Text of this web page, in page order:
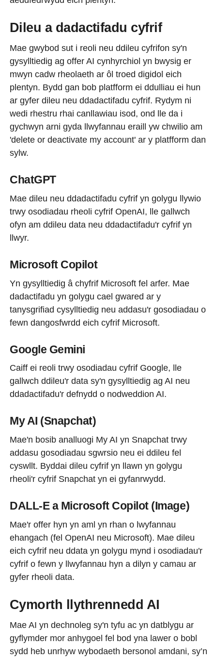
Dileu a dadactifadu cyfrif
Mae gwybod sut i reoli neu ddileu cyfrifon sy'n
gysylltiedig ag offer AI cynhyrchiol yn bwysig er
mwyn cadw rheolaeth ar ôl troed digidol eich
plentyn. Bydd gan bob platfform ei ddulliau ei hun
ar gyfer dileu neu ddadactifadu cyfrif. Rydym ni
wedi rhestru rhai canllawiau isod, ond lle da i
gychwyn arni gyda llwyfannau eraill yw chwilio am
'delete or deactivate my account' ar y platfform dan
sylw.
ChatGPT
Mae dileu neu ddadactifadu cyfrif yn golygu llywio
trwy osodiadau rheoli cyfrif OpenAI, lle gallwch
ofyn am ddileu data neu ddadactifadu'r cyfrif yn
llwyr.
Microsoft Copilot
Yn gysylltiedig â chyfrif Microsoft fel arfer. Mae
dadactifadu yn golygu cael gwared ar y
tanysgrifiad cysylltiedig neu addasu'r gosodiadau o
fewn dangosfwrdd eich cyfrif Microsoft.
Google Gemini
Caiff ei reoli trwy osodiadau cyfrif Google, lle
gallwch ddileu'r data sy'n gysylltiedig ag AI neu
ddadactifadu'r defnydd o nodweddion AI.
My AI (Snapchat)
Mae'n bosib analluogi My AI yn Snapchat trwy
addasu gosodiadau sgwrsio neu ei ddileu fel
cyswllt. Byddai dileu cyfrif yn llawn yn golygu
rheoli'r cyfrif Snapchat yn ei gyfanrwydd.
DALL-E a Microsoft Copilot (Image)
Mae'r offer hyn yn aml yn rhan o lwyfannau
ehangach (fel OpenAI neu Microsoft). Mae dileu
eich cyfrif neu ddata yn golygu mynd i osodiadau'r
cyfrif o fewn y llwyfannau hyn a dilyn y camau ar
gyfer rheoli data.
Cymorth llythrennedd AI
Mae AI yn dechnoleg sy'n tyfu ac yn datblygu ar
gyflymder mor anhygoel fel bod yna lawer o bobl
sydd heb unrhyw wybodaeth bersonol amdani, sy’n